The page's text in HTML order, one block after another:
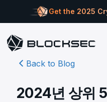
Get the 2025
Back to Blog
2024년 상위